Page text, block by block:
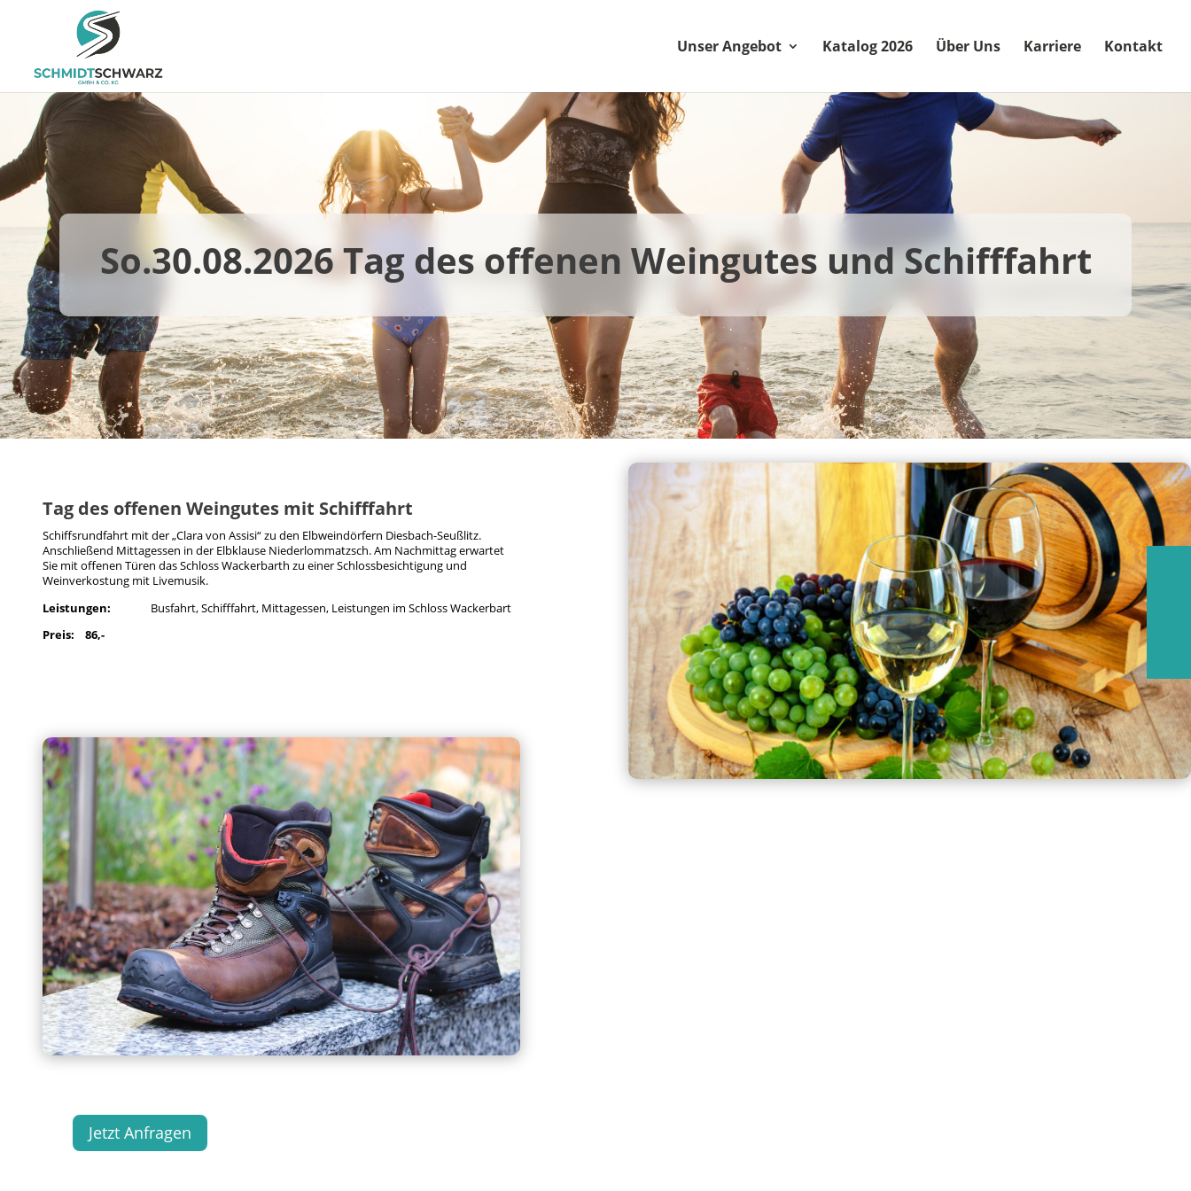
Unser Angebot Katalog 2026 Über Uns Karriere Kontakt
So.30.08.2026 Tag des offenen Weingutes und Schifffahrt
Tag des offenen Weingutes mit Schifffahrt
Schiffsrundfahrt mit der „Clara von Assisi“ zu den Elbweindörfern Diesbach-Seußlitz.
Anschließend Mittagessen in der Elbklause Niederlommatzsch. Am Nachmittag erwartet
Sie mit offenen Türen das Schloss Wackerbarth zu einer Schlossbesichtigung und
Weinverkostung mit Livemusik.
Leistungen:
Busfahrt, Schifffahrt, Mittagessen, Leistungen im Schloss Wackerbart
Preis: 86,-
Jetzt Anfragen